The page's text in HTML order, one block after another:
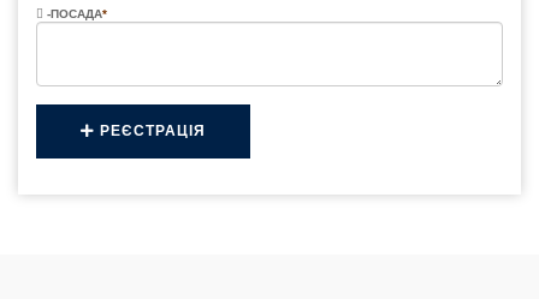
-ПОСАДА*
РЕЄСТРАЦІЯ